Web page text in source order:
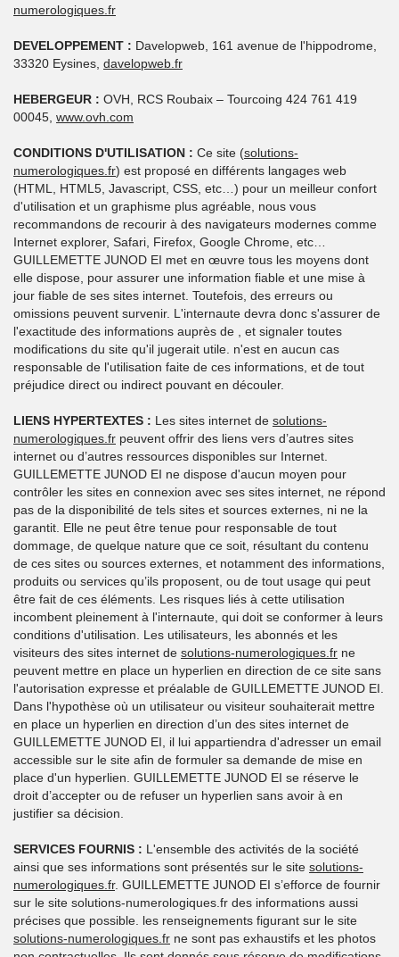
numerologiques.fr
DEVELOPPEMENT : Davelopweb, 161 avenue de l'hippodrome,
33320 Eysines, davelopweb.fr
HEBERGEUR : OVH, RCS Roubaix – Tourcoing 424 761 419
00045, www.ovh.com
CONDITIONS D'UTILISATION : Ce site (solutions-
numerologiques.fr) est proposé en différents langages web
(HTML, HTML5, Javascript, CSS, etc…) pour un meilleur confort
d'utilisation et un graphisme plus agréable, nous vous
recommandons de recourir à des navigateurs modernes comme
Internet explorer, Safari, Firefox, Google Chrome, etc…
GUILLEMETTE JUNOD EI met en œuvre tous les moyens dont
elle dispose, pour assurer une information fiable et une mise à
jour fiable de ses sites internet. Toutefois, des erreurs ou
omissions peuvent survenir. L'internaute devra donc s'assurer de
l'exactitude des informations auprès de , et signaler toutes
modifications du site qu'il jugerait utile. n'est en aucun cas
responsable de l'utilisation faite de ces informations, et de tout
préjudice direct ou indirect pouvant en découler.
LIENS HYPERTEXTES : Les sites internet de solutions-
numerologiques.fr peuvent offrir des liens vers d’autres sites
internet ou d’autres ressources disponibles sur Internet.
GUILLEMETTE JUNOD EI ne dispose d'aucun moyen pour
contrôler les sites en connexion avec ses sites internet, ne répond
pas de la disponibilité de tels sites et sources externes, ni ne la
garantit. Elle ne peut être tenue pour responsable de tout
dommage, de quelque nature que ce soit, résultant du contenu
de ces sites ou sources externes, et notamment des informations,
produits ou services qu’ils proposent, ou de tout usage qui peut
être fait de ces éléments. Les risques liés à cette utilisation
incombent pleinement à l'internaute, qui doit se conformer à leurs
conditions d'utilisation. Les utilisateurs, les abonnés et les
visiteurs des sites internet de solutions-numerologiques.fr ne
peuvent mettre en place un hyperlien en direction de ce site sans
l'autorisation expresse et préalable de GUILLEMETTE JUNOD EI.
Dans l'hypothèse où un utilisateur ou visiteur souhaiterait mettre
en place un hyperlien en direction d’un des sites internet de
GUILLEMETTE JUNOD EI, il lui appartiendra d'adresser un email
accessible sur le site afin de formuler sa demande de mise en
place d'un hyperlien. GUILLEMETTE JUNOD EI se réserve le
droit d’accepter ou de refuser un hyperlien sans avoir à en
justifier sa décision.
SERVICES FOURNIS : L'ensemble des activités de la société
ainsi que ses informations sont présentés sur le site solutions-
numerologiques.fr. GUILLEMETTE JUNOD EI s’efforce de fournir
sur le site solutions-numerologiques.fr des informations aussi
précises que possible. les renseignements figurant sur le site
solutions-numerologiques.fr ne sont pas exhaustifs et les photos